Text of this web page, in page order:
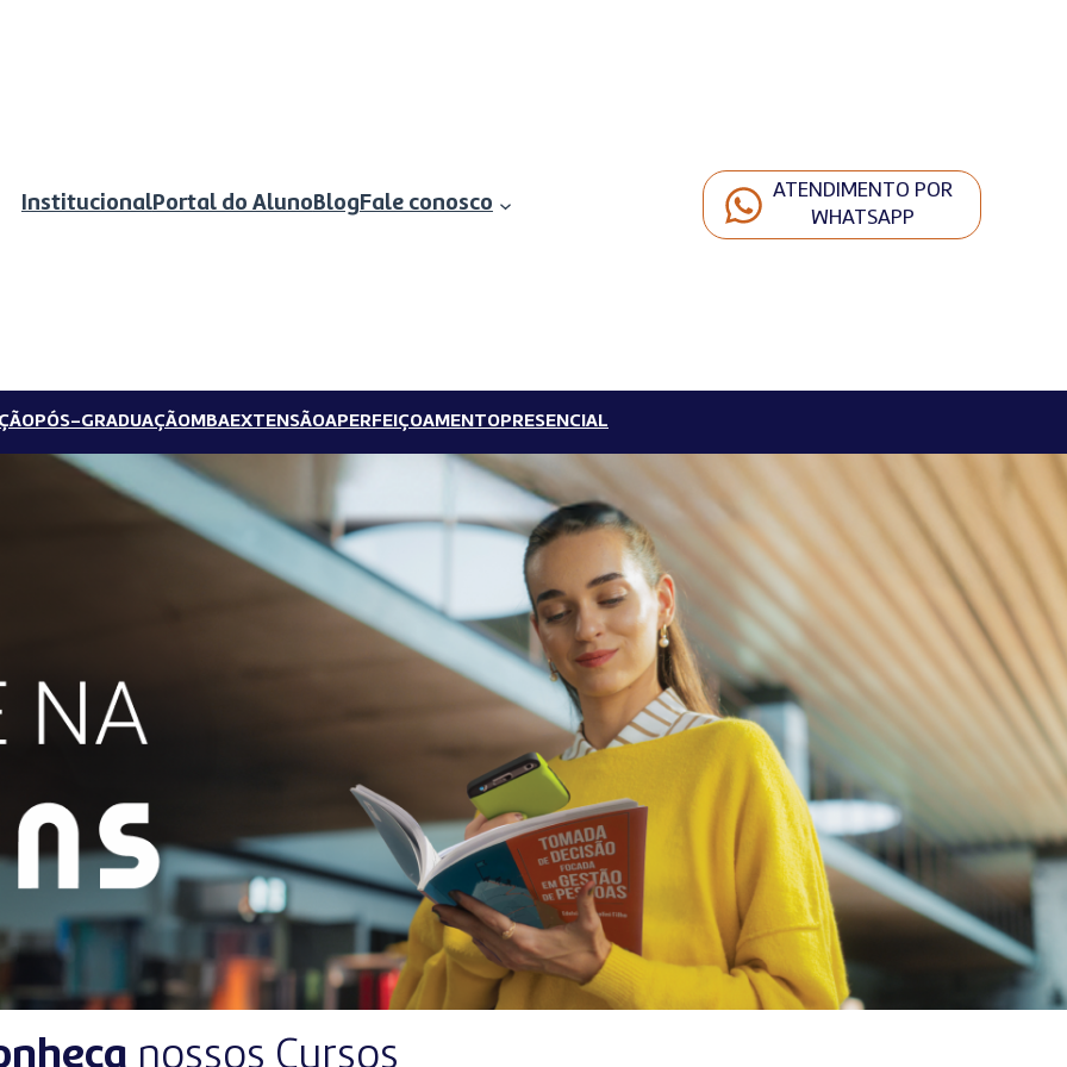
InstitucionalPortal do AlunoBlogFale conosco
ATENDIMENTO POR
WHATSAPP
PÓS-GRADUAÇÃOMBAEXTENSÃOAPERFEIÇOAMENTOPRESENCIAL
nossos Cursos